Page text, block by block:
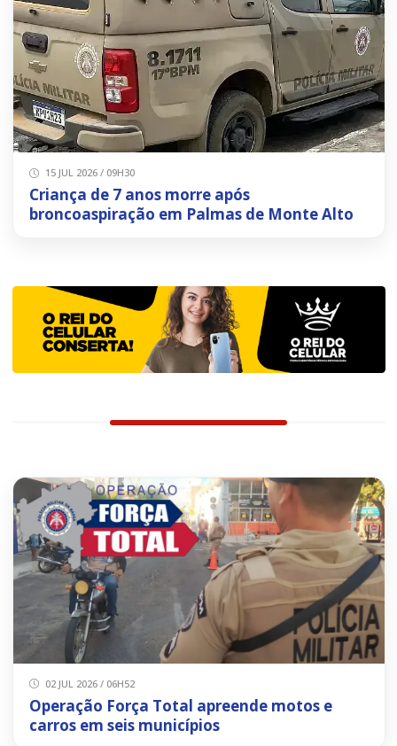
15 JUL 2026 / 09H30
Criança de 7 anos morre após
broncoaspiração em Palmas de Monte Alto
02 JUL 2026 / 06H52
Operação Força Total apreende motos e
carros em seis municípios